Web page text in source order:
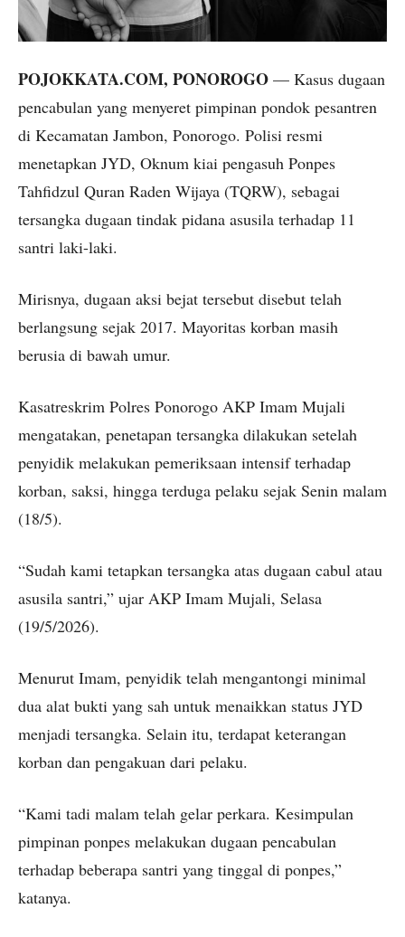
POJOKKATA.COM, PONOROGO — Kasus dugaan
pencabulan yang menyeret pimpinan pondok pesantren
di Kecamatan Jambon, Ponorogo. Polisi resmi
menetapkan JYD, Oknum kiai pengasuh Ponpes
Tahfidzul Quran Raden Wijaya (TQRW), sebagai
tersangka dugaan tindak pidana asusila terhadap 11
santri laki-laki.
Mirisnya, dugaan aksi bejat tersebut disebut telah
berlangsung sejak 2017. Mayoritas korban masih
berusia di bawah umur.
Kasatreskrim Polres Ponorogo AKP Imam Mujali
mengatakan, penetapan tersangka dilakukan setelah
penyidik melakukan pemeriksaan intensif terhadap
korban, saksi, hingga terduga pelaku sejak Senin malam
(18/5).
“Sudah kami tetapkan tersangka atas dugaan cabul atau
asusila santri,” ujar AKP Imam Mujali, Selasa
(19/5/2026).
Menurut Imam, penyidik telah mengantongi minimal
dua alat bukti yang sah untuk menaikkan status JYD
menjadi tersangka. Selain itu, terdapat keterangan
korban dan pengakuan dari pelaku.
“Kami tadi malam telah gelar perkara. Kesimpulan
pimpinan ponpes melakukan dugaan pencabulan
terhadap beberapa santri yang tinggal di ponpes,”
katanya.